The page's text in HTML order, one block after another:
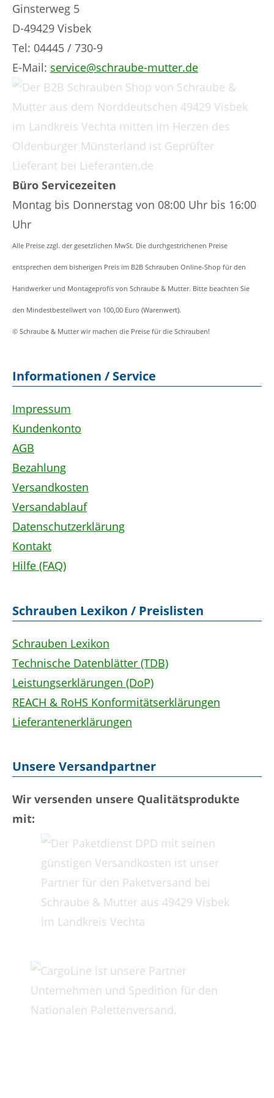
Ginsterweg 5
D-49429 Visbek
Tel: 04445 / 730-9
E-Mail: service@schraube-mutter.de
Büro Servicezeiten
Montag bis Donnerstag von 08:00 Uhr bis 16:00
Uhr
Alle Preise zzgl. der gesetzlichen MwSt. Die durchgestrichenen Preise
entsprechen dem bisherigen Preis im B2B Schrauben Online-Shop für den
Handwerker und Montageprofis von Schraube & Mutter. Bitte beachten Sie
den Mindestbestellwert von 100,00 Euro (Warenwert).
© Schraube & Mutter wir machen die Preise für die Schrauben!
Informationen / Service
Impressum
Kundenkonto
AGB
Bezahlung
Versandkosten
Versandablauf
Datenschutzerklärung
Kontakt
Hilfe (FAQ)
Schrauben Lexikon / Preislisten
Schrauben Lexikon
Technische Datenblätter (TDB)
Leistungserklärungen (DoP)
REACH & RoHS Konformitätserklärungen
Lieferantenerklärungen
Unsere Versandpartner
Wir versenden unsere Qualitätsprodukte
mit: